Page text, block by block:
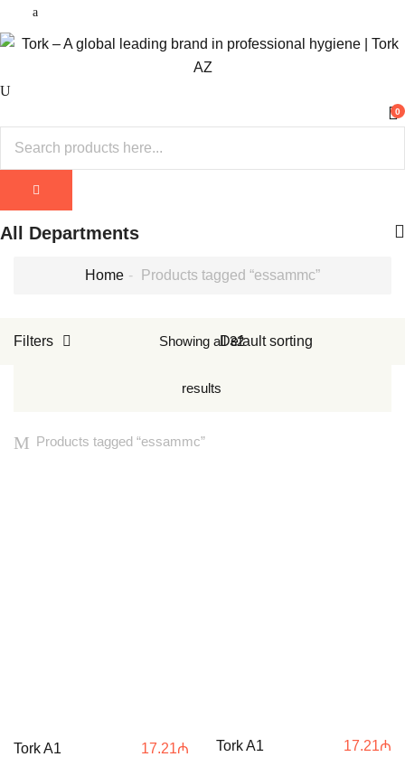
0
All Departments
Home Products tagged “essammc”
Filters Showing all 32
results
Products tagged “essammc”
Tork A1
17.21₼
Tork A1
17.21₼